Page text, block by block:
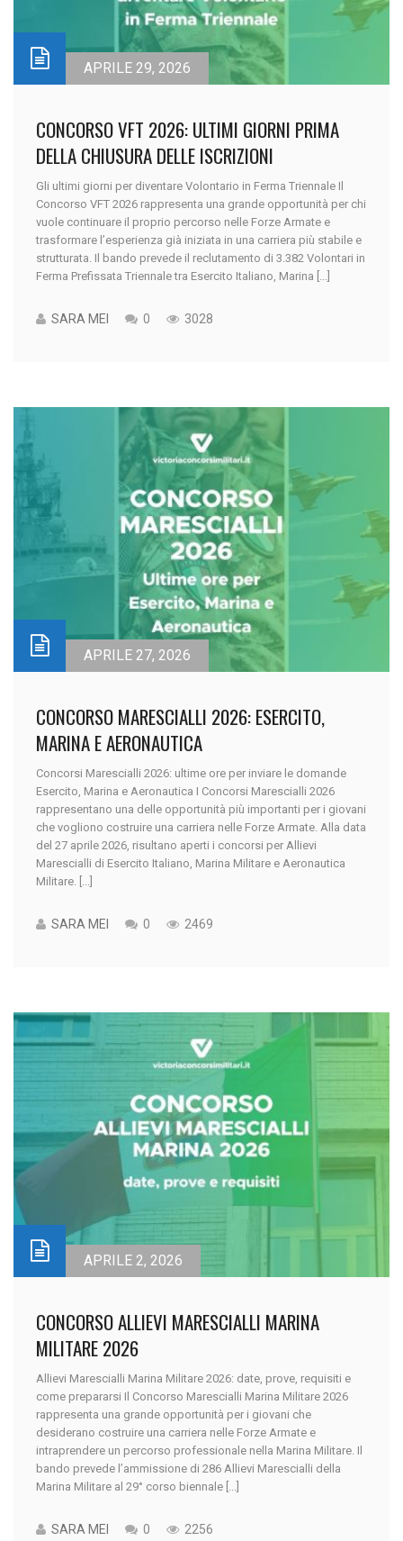
APRILE 29, 2026
CONCORSO VFT 2026: ULTIMI GIORNI PRIMA
DELLA CHIUSURA DELLE ISCRIZIONI
Gli ultimi giorni per diventare Volontario in Ferma Triennale Il
Concorso VFT 2026 rappresenta una grande opportunità per chi
vuole continuare il proprio percorso nelle Forze Armate e
trasformare l’esperienza già iniziata in una carriera più stabile e
strutturata. Il bando prevede il reclutamento di 3.382 Volontari in
Ferma Prefissata Triennale tra Esercito Italiano, Marina [...]
SARA MEI 0 3028
APRILE 27, 2026
CONCORSO MARESCIALLI 2026: ESERCITO,
MARINA E AERONAUTICA
Concorsi Marescialli 2026: ultime ore per inviare le domande
Esercito, Marina e Aeronautica I Concorsi Marescialli 2026
rappresentano una delle opportunità più importanti per i giovani
che vogliono costruire una carriera nelle Forze Armate. Alla data
del 27 aprile 2026, risultano aperti i concorsi per Allievi
Marescialli di Esercito Italiano, Marina Militare e Aeronautica
Militare. [...]
SARA MEI 0 2469
APRILE 2, 2026
CONCORSO ALLIEVI MARESCIALLI MARINA
MILITARE 2026
Allievi Marescialli Marina Militare 2026: date, prove, requisiti e
come prepararsi Il Concorso Marescialli Marina Militare 2026
rappresenta una grande opportunità per i giovani che
desiderano costruire una carriera nelle Forze Armate e
intraprendere un percorso professionale nella Marina Militare. Il
bando prevede l’ammissione di 286 Allievi Marescialli della
Marina Militare al 29° corso biennale [...]
SARA MEI 0 2256